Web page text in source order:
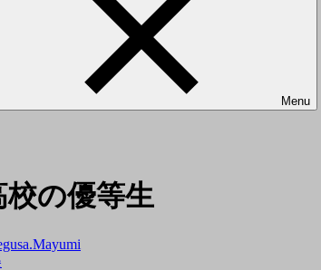
Menu
校の優等生